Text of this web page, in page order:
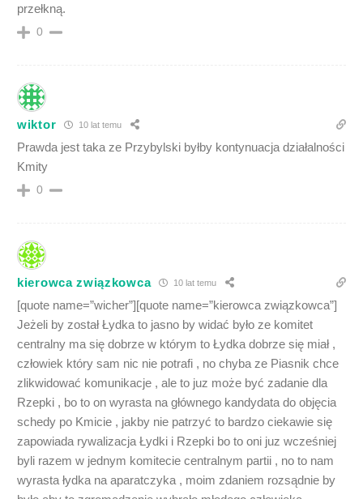
przełkną.
0
wiktor 10 lat temu
Prawda jest taka ze Przybylski byłby kontynuacja działalności
Kmity
0
kierowca związkowca 10 lat temu
[quote name=”wicher”][quote name=”kierowca związkowca”]
Jeżeli by został Łydka to jasno by widać było ze komitet
centralny ma się dobrze w którym to Łydka dobrze się miał ,
człowiek który sam nic nie potrafi , no chyba ze Piasnik chce
zlikwidować komunikacje , ale to juz może być zadanie dla
Rzepki , bo to on wyrasta na głównego kandydata do objęcia
schedy po Kmicie , jakby nie patrzyć to bardzo ciekawie się
zapowiada rywalizacja Łydki i Rzepki bo to oni juz wcześniej
byli razem w jednym komitecie centralnym partii , no to nam
wyrasta łydka na aparatczyka , moim zdaniem rozsądnie by